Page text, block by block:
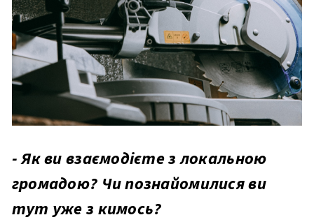
- Як ви взаємодієте з локальною
громадою? Чи познайомилися ви
тут уже з кимось?